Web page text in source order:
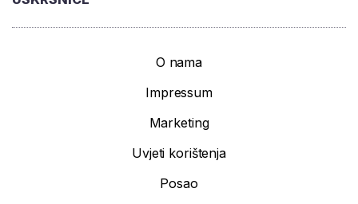
O nama
Impressum
Marketing
Uvjeti korištenja
Posao